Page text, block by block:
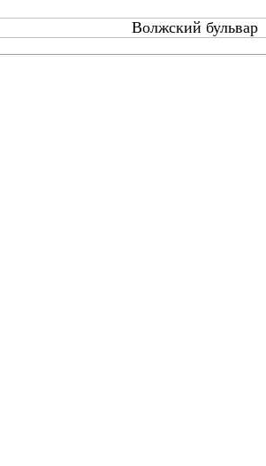
Волжский бульвар